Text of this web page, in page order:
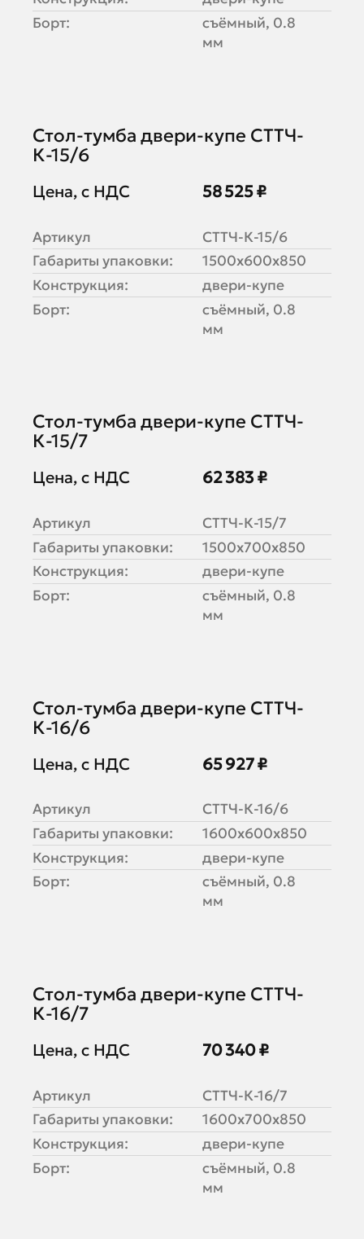
Борт:
съёмный, 0.8
мм
Стол-тумба двери-купе СТТЧ-
К-15/6
Цена, с НДС 58 525 ₽
Артикул
СТТЧ-К-15/6
Габариты упаковки:
1500х600х850
Конструкция:
двери-купе
Борт:
съёмный, 0.8
мм
Стол-тумба двери-купе СТТЧ-
К-15/7
Цена, с НДС 62 383 ₽
Артикул
СТТЧ-К-15/7
Габариты упаковки:
1500х700х850
Конструкция:
двери-купе
Борт:
съёмный, 0.8
мм
Стол-тумба двери-купе СТТЧ-
К-16/6
Цена, с НДС 65 927 ₽
Артикул
СТТЧ-К-16/6
Габариты упаковки:
1600х600х850
Конструкция:
двери-купе
Борт:
съёмный, 0.8
мм
Стол-тумба двери-купе СТТЧ-
К-16/7
Цена, с НДС 70 340 ₽
Артикул
СТТЧ-К-16/7
Габариты упаковки:
1600х700х850
Конструкция:
двери-купе
Борт:
съёмный, 0.8
мм